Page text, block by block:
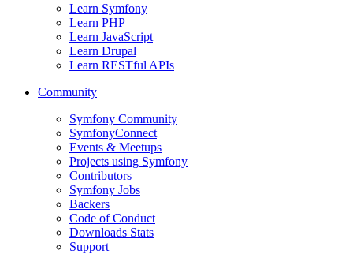
Learn Symfony
Learn PHP
Learn JavaScript
Learn Drupal
Learn RESTful APIs
Community
Symfony Community
SymfonyConnect
Events & Meetups
Projects using Symfony
Contributors
Symfony Jobs
Backers
Code of Conduct
Downloads Stats
Support